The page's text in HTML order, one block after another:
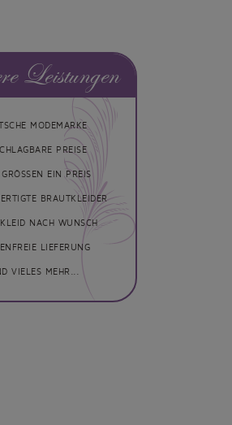
Leistungen
MODEMARKE
PREISE
EIN PREIS
BRAUTKLEIDER
NACH WUNSCH
LIEFERUNG
VIELES MEHR...